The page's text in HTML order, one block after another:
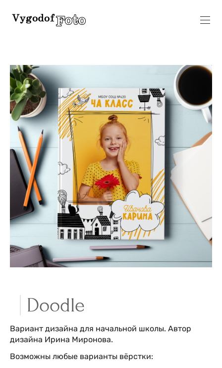
Doodle
Вариант дизайна для начальной школы. Автор
дизайна Ирина Миронова.
Возможны любые варианты вёрстки: